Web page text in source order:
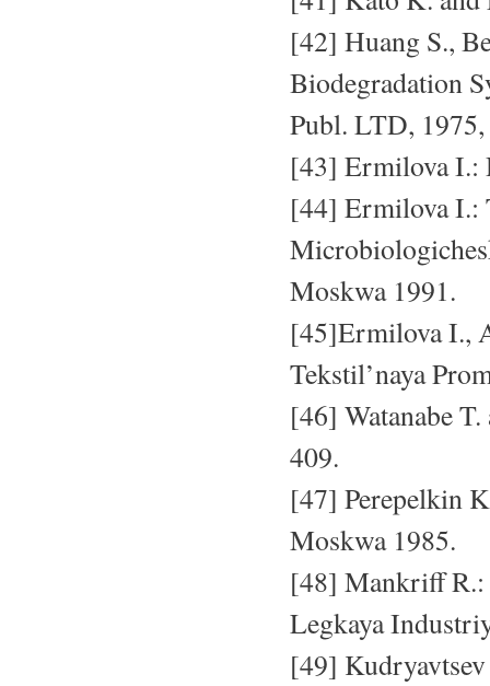
[42] Huang S.,
Biodegradation
Publ. LTD,
[43] Ermilova I.:
[44] Ermilova I.:
Moskwa 1991.
[45]Ermilova I.,
Tekstil’naya
[46] Watanabe
409.
[47] Perepelkin
Moskwa 1985.
[48] Mankriff R.:
Legkaya
[49]